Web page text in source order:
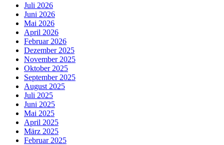
Juli 2026
Juni 2026
Mai 2026
April 2026
Februar 2026
Dezember 2025
November 2025
Oktober 2025
September 2025
August 2025
Juli 2025
Juni 2025
Mai 2025
April 2025
März 2025
Februar 2025